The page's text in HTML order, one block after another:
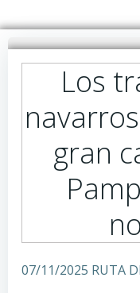
Los
gran
07/11/2025 RUTA